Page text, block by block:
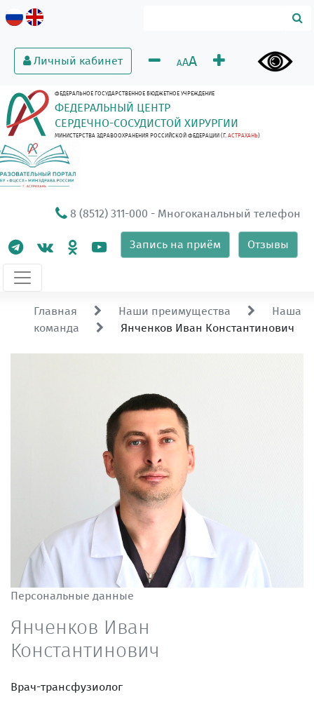
Личный кабинет AAA
ФЕДЕРАЛЬНОЕ ГОСУДАРСТВЕННОЕ БЮДЖЕТНОЕ УЧРЕЖДЕНИЕ
ФЕДЕРАЛЬНЫЙ ЦЕНТР
СЕРДЕЧНО-СОСУДИСТОЙ ХИРУРГИИ
МИНИСТЕРСТВА ЗДРАВООХРАНЕНИЯ РОССИЙСКОЙ ФЕДЕРАЦИИ (Г. АСТРАХАНЬ)
8 (8512) 311-000 - Многоканальный телефон
Запись на приём Отзывы
Главная Наши преимущества
Наша
команда
Янченков Иван Константинович
Персональные данные
Янченков Иван
Константинович
Врач-трансфузиолог